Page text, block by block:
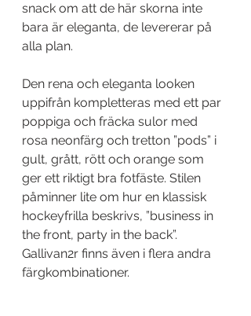
snack om att de här skorna inte
bara är eleganta, de levererar på
alla plan.
Den rena och eleganta looken
uppifrån kompletteras med ett par
poppiga och fräcka sulor med
rosa neonfärg och tretton ”pods” i
gult, grått, rött och orange som
ger ett riktigt bra fotfäste. Stilen
påminner lite om hur en klassisk
hockeyfrilla beskrivs, ”business in
the front, party in the back”.
Gallivan2r finns även i flera andra
färgkombinationer.